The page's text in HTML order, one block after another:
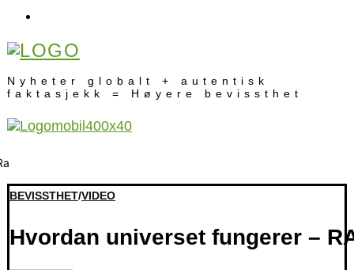
Nyheter globalt + autentisk
faktasjekk = Høyere bevissthet
BEVISSTHET/VIDEO
Hvordan universet fungerer –